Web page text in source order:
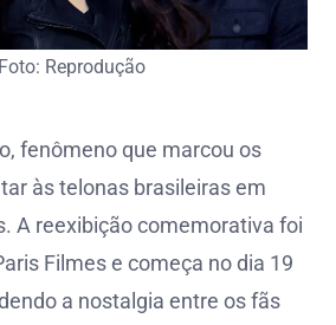
Foto: Reprodução
fenômeno que marcou os
às telonas brasileiras em
A reexibição comemorativa foi
Filmes e começa no dia 19
a nostalgia entre os fãs